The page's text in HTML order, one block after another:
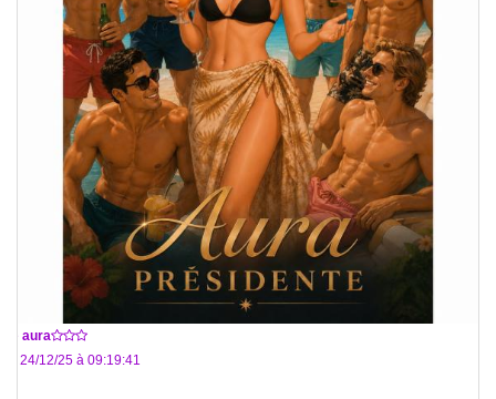
aura
Le 24/12/25 à 09:19:41